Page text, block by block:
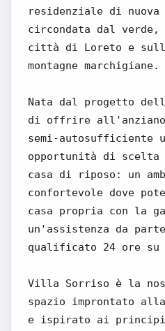
residenziale di
circondata dal
città di Loreto e
montagne marchigiane.
Nata dal progetto
di offrire
semi-autosufficiente
opportunità di
casa di riposo: un
confortevole dove
casa propria con la
un'assistenza da
qualificato 24 ore su
Villa Sorriso è la
spazio improntato
e ispirato ai